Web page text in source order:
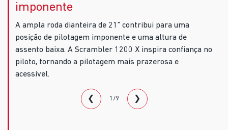
imponente
A ampla roda dianteira de 21” contribui para uma
posição de pilotagem imponente e uma altura de
assento baixa. A Scrambler 1200 X inspira confiança no
piloto, tornando a pilotagem mais prazerosa e
acessível.
❮ 1/9 ❯